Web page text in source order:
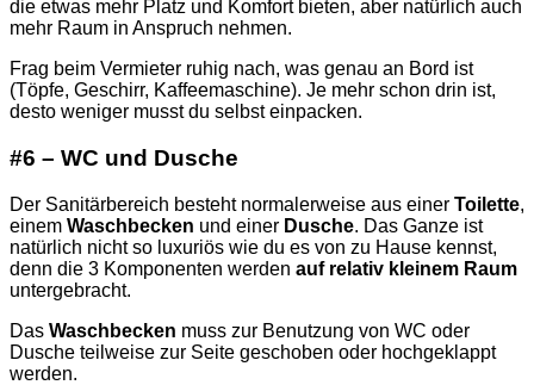
die etwas mehr Platz und Komfort bieten, aber natürlich auch
mehr Raum in Anspruch nehmen.
Frag beim Vermieter ruhig nach, was genau an Bord ist
(Töpfe, Geschirr, Kaffeemaschine). Je mehr schon drin ist,
desto weniger musst du selbst einpacken.
#6 – WC und Dusche
Der Sanitärbereich besteht normalerweise aus einer Toilette,
einem Waschbecken und einer Dusche. Das Ganze ist
natürlich nicht so luxuriös wie du es von zu Hause kennst,
denn die 3 Komponenten werden auf relativ kleinem Raum
untergebracht.
Das Waschbecken muss zur Benutzung von WC oder
Dusche teilweise zur Seite geschoben oder hochgeklappt
werden.